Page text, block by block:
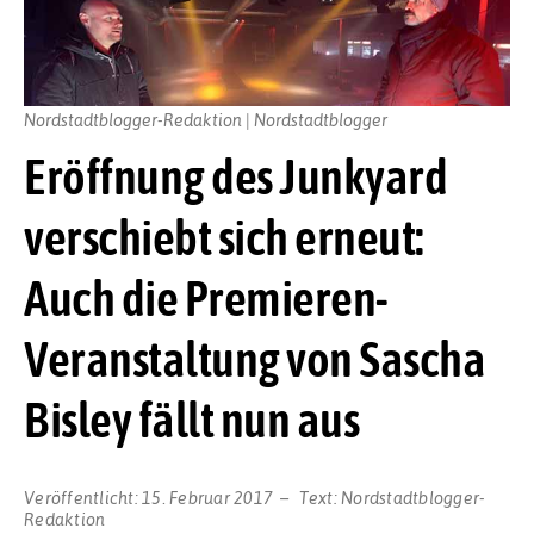
Eröffnung des Junkyard
verschiebt sich erneut:
Auch die Premieren-
Veranstaltung von Sascha
Bisley fällt nun aus
Veröffentlicht: 15. Februar 2017 Text: Nordstadtblogger-
Redaktion
Nordstadtblogger-Redaktion | Nordstadtblogger